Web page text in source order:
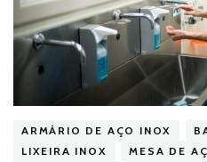
ARMÁRIO DE AÇO INOX
LIXEIRA INOX
MESA DE